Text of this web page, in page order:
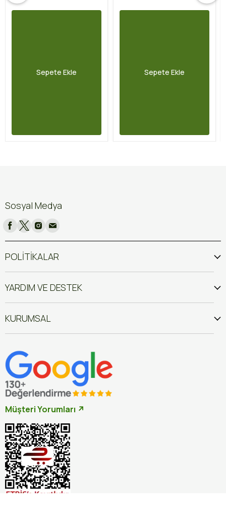
Sepete Ekle Sepete Ekle
Sosyal Medya
POLİTİKALAR
YARDIM VE DESTEK
KURUMSAL
Müşteri Yorumları ↗